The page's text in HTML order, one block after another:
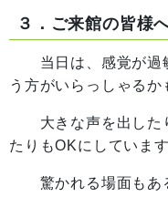
３．ご来館の皆様
当日は、感覚が過敏
う方がいらっしゃるか
大きな声を出した
たりもOKにしています
驚かれる場面もある